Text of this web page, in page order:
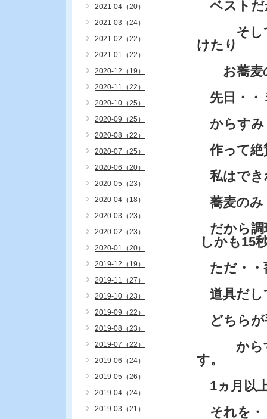
ベストだ
そして
けたり
お蕎麦
先日・・
からすみ
作って絶
私はでき
蕎麦のみ
だから調
しかも15
ただ・・
道具だし
どちらが
からす
す。
1ヵ月以
それを・
2021-04（20）
2021-03（24）
2021-02（22）
2021-01（22）
2020-12（19）
2020-11（22）
2020-10（25）
2020-09（25）
2020-08（22）
2020-07（25）
2020-06（20）
2020-05（23）
2020-04（18）
2020-03（23）
2020-02（23）
2020-01（20）
2019-12（19）
2019-11（27）
2019-10（23）
2019-09（22）
2019-08（23）
2019-07（22）
2019-06（24）
2019-05（26）
2019-04（24）
2019-03（21）